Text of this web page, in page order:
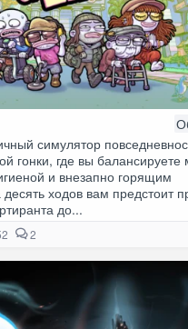
симулятор
гонки, где вы балансируете
и внезапно горящим
ходов вам предстоит
до...
2